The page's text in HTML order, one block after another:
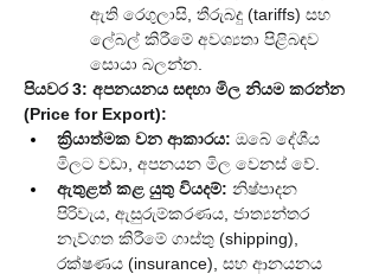
ඇති රෙගුලාසි, තීරුබදු (tariffs) සහ
ලේබල් කිරීමේ අවශ්‍යතා පිළිබඳව
සොයා බලන්න.
පියවර 3: අපනයනය සඳහා මිල නියම කරන්න
(Price for Export):
ක්‍රියාත්මක වන ආකාරය: ඔබේ දේශීය
මිලට වඩා, අපනයන මිල වෙනස් වේ.
ඇතුළත් කළ යුතු වියදම්: නිෂ්පාදන
පිරිවැය, ඇසුරුම්කරණය, ජාත්‍යන්තර
නැව්ගත කිරීමේ ගාස්තු (shipping),
රක්ෂණය (insurance), සහ ආනයනය